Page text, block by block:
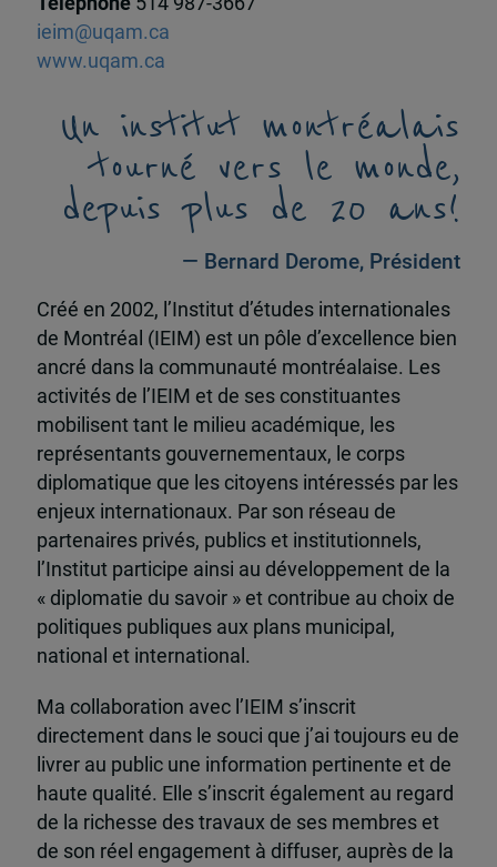
ieim@uqam.ca
www.uqam.ca
Un institut montréalais
tourné vers le monde,
depuis plus de 20 ans!
— Bernard Derome, Président
Créé en 2002, l’Institut d’études internationales
de Montréal (IEIM) est un pôle d’excellence bien
ancré dans la communauté montréalaise. Les
activités de l’IEIM et de ses constituantes
mobilisent tant le milieu académique, les
représentants gouvernementaux, le corps
diplomatique que les citoyens intéressés par les
enjeux internationaux. Par son réseau de
partenaires privés, publics et institutionnels,
l’Institut participe ainsi au développement de la
« diplomatie du savoir » et contribue au choix de
politiques publiques aux plans municipal,
national et international.
Ma collaboration avec l’IEIM s’inscrit
directement dans le souci que j’ai toujours eu de
livrer au public une information pertinente et de
haute qualité. Elle s’inscrit également au regard
de la richesse des travaux de ses membres et
de son réel engagement à diffuser, auprès de la